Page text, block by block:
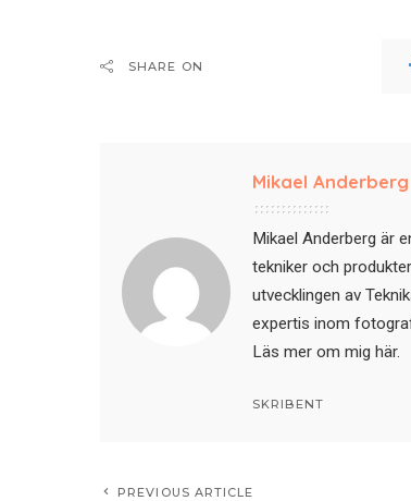
SHARE ON
Mikael Anderberg
Mikael Anderberg är
tekniker och
utvecklingen av
expertis inom
Läs mer om mig här.
SKRIBENT
PREVIOUS ARTICLE